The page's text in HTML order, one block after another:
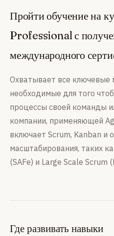
Пройти обучение на
Professional с
международного
Охватывает все ключевые
необходимые для того
процессы своей команды
компании, применяющей
включает Scrum, Kanban и
масштабирования, таких
(SAFe) и Large Scale Scrum
Где развивать навыки